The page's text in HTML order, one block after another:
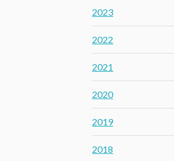
2023
2022
2021
2020
2019
2018